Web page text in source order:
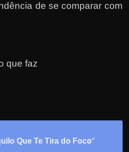
de se comparar com
que faz
Que Te Tira do Foco“